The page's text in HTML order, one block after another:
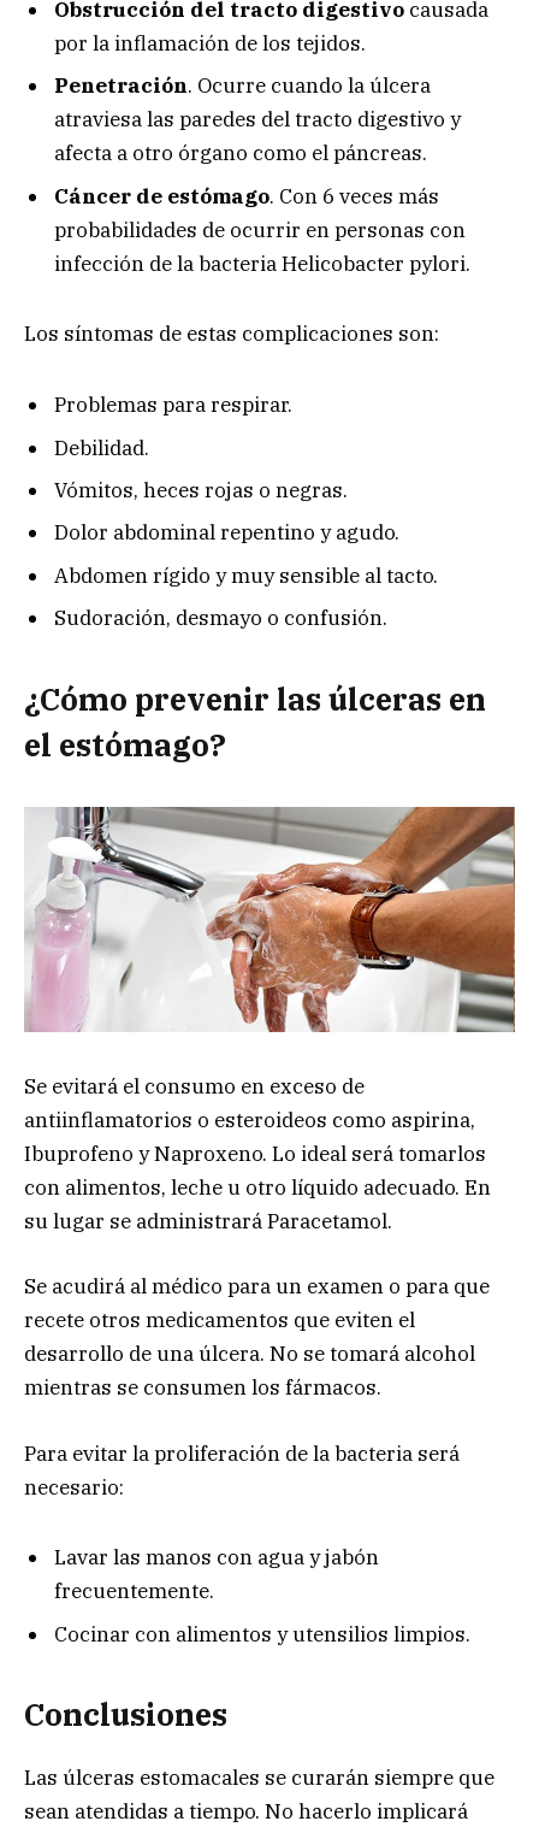
Obstrucción del tracto digestivo causada
por la inflamación de los tejidos.
Penetración. Ocurre cuando la úlcera
atraviesa las paredes del tracto digestivo y
afecta a otro órgano como el páncreas.
Cáncer de estómago. Con 6 veces más
probabilidades de ocurrir en personas con
infección de la bacteria Helicobacter pylori.
Los síntomas de estas complicaciones son:
Problemas para respirar.
Debilidad.
Vómitos, heces rojas o negras.
Dolor abdominal repentino y agudo.
Abdomen rígido y muy sensible al tacto.
Sudoración, desmayo o confusión.
¿Cómo prevenir las úlceras en
el estómago?
Se evitará el consumo en exceso de
antiinflamatorios o esteroideos como aspirina,
Ibuprofeno y Naproxeno. Lo ideal será tomarlos
con alimentos, leche u otro líquido adecuado. En
su lugar se administrará Paracetamol.
Se acudirá al médico para un examen o para que
recete otros medicamentos que eviten el
desarrollo de una úlcera. No se tomará alcohol
mientras se consumen los fármacos.
Para evitar la proliferación de la bacteria será
necesario:
Lavar las manos con agua y jabón
frecuentemente.
Cocinar con alimentos y utensilios limpios.
Conclusiones
Las úlceras estomacales se curarán siempre que
sean atendidas a tiempo. No hacerlo implicará